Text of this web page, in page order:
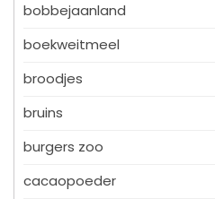
bobbejaanland
boekweitmeel
broodjes
bruins
burgers zoo
cacaopoeder